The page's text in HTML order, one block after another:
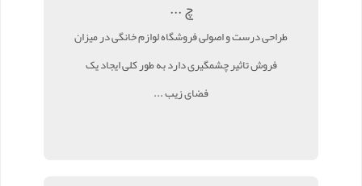
چ ...
طراحی درست و اصولی فروشگاه لوازم خانگی در میزان
فروش تاثیر چشمگیری دارد به طور کلی ایجاد یک
فضای زیب ...